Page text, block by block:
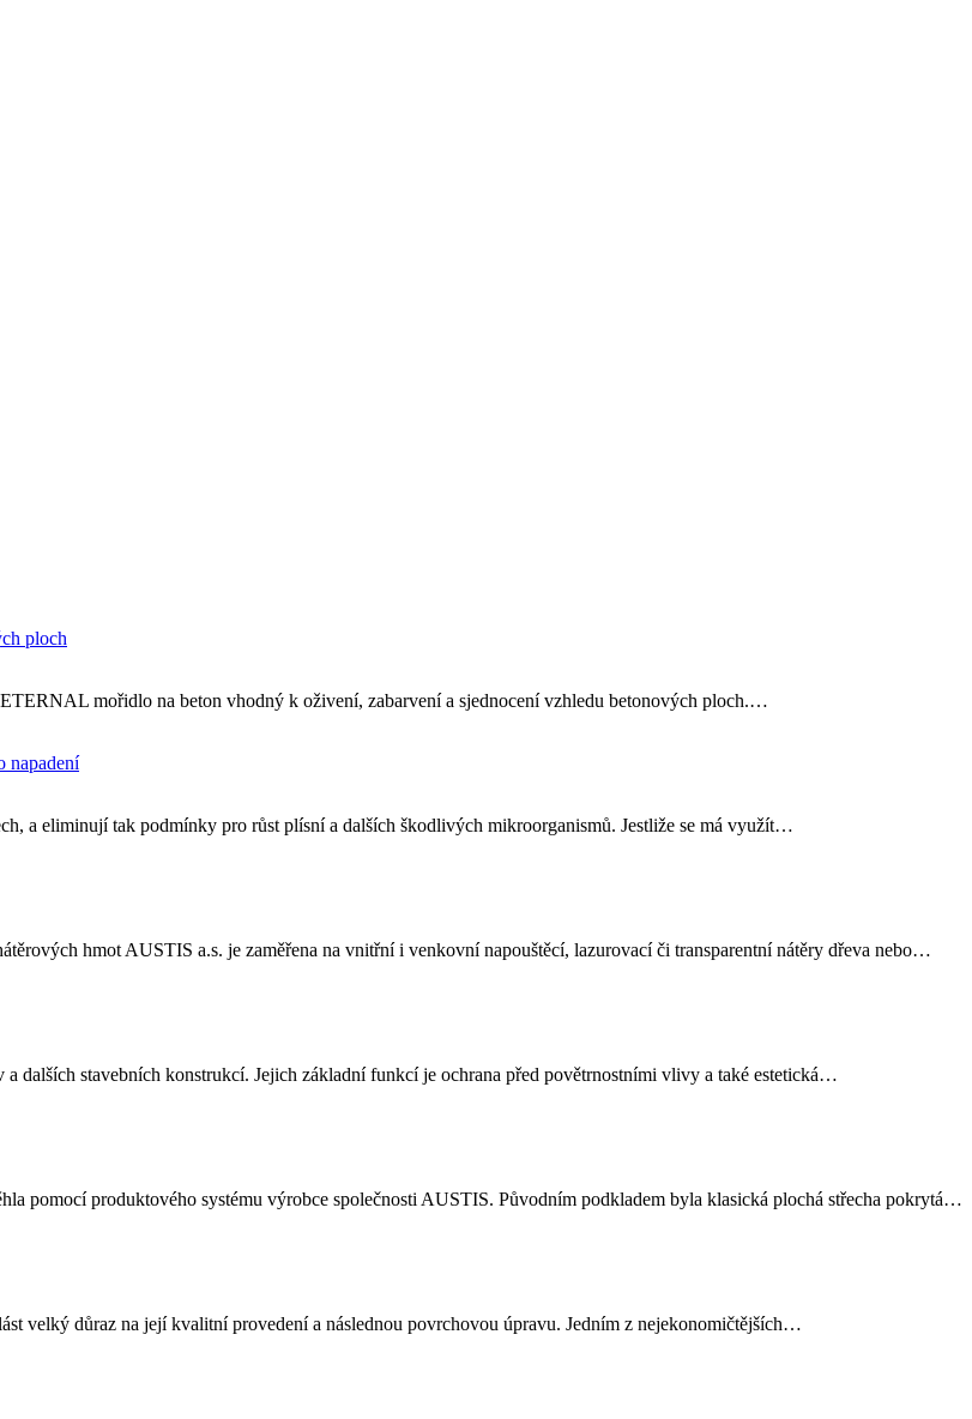
ploch
mořidlo na beton vhodný k oživení, zabarvení a sjednocení vzhledu betonových ploch.…
napadení
a eliminují tak podmínky pro růst plísní a dalších škodlivých mikroorganismů. Jestliže se má využít…
hmot AUSTIS a.s. je zaměřena na vnitřní i venkovní napouštěcí, lazurovací či transparentní nátěry dřeva nebo…
dalších stavebních konstrukcí. Jejich základní funkcí je ochrana před povětrnostními vlivy a také estetická…
pomocí produktového systému výrobce společnosti AUSTIS. Původním podkladem byla klasická plochá střecha pokrytá…
velký důraz na její kvalitní provedení a následnou povrchovou úpravu. Jedním z nejekonomičtějších…